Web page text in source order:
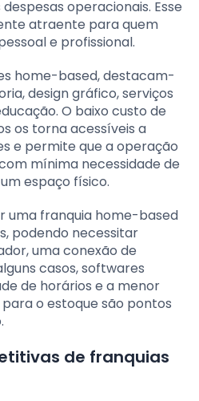
operacionais. Esse
atraente para quem
e profissional.
home-based, destacam-
design gráfico, serviços
O baixo custo de
os torna acessíveis a
e permite que a operação
mínima necessidade de
espaço físico.
uma franquia home-based
podendo necessitar
uma conexão de
casos, softwares
de horários e a menor
o estoque são pontos
de franquias